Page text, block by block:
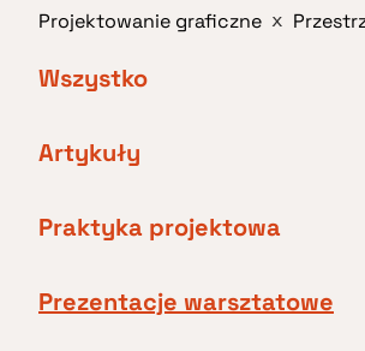
Projektowanie graficzne x
Wszystko
Artykuły
Praktyka projektowa
Prezentacje warsztatowe